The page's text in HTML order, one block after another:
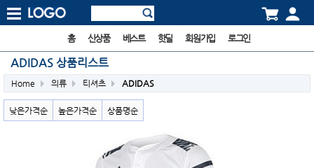
홈 신상품 베스트 핫딜 회원가입 로그인
ADIDAS 상품리스트
Home 의류 티셔츠 ADIDAS
낮은가격순 높은가격순 상품명순